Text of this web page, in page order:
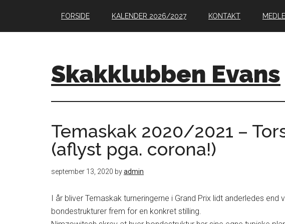
main
primary
footer
FORSIDE KALENDER 2026/2027 KONTAKT
Skakklubben Evans
Temaskak 2020/2021 –
(aflyst pga. corona!)
september 13, 2020 byadmin
I år bliver Temaskak turneringerne i Grand Prix lidt anderledes
bondestrukturer frem for en konkret stilling.